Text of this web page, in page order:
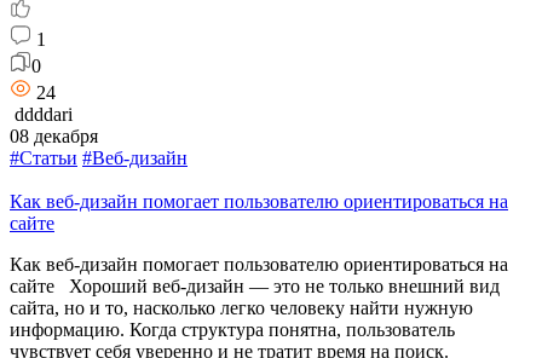
1
0
24
ddddari
08 декабря
#Статьи #Веб-дизайн
Как веб-дизайн помогает пользователю ориентироваться на
сайте
Как веб-дизайн помогает пользователю ориентироваться на
сайте Хороший веб-дизайн — это не только внешний вид
сайта, но и то, насколько легко человеку найти нужную
информацию. Когда структура понятна, пользователь
чувствует себя уверенно и не тратит время на поиск.